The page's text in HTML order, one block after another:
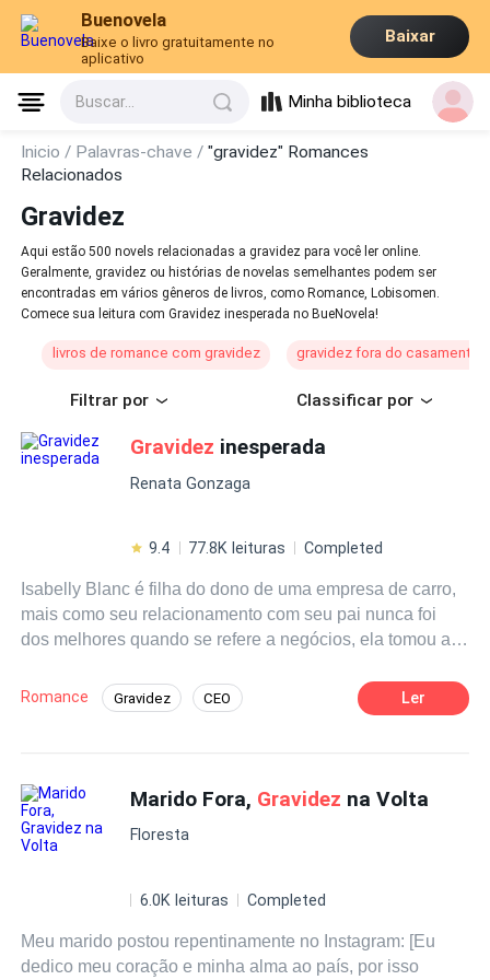
Buenovela
Baixe o livro gratuitamente no
aplicativo
Baixar
Buscar... Minha biblioteca
Inicio / Palavras-chave /"gravidez" Romances
Relacionados
Gravidez
Aqui estão 500 novels relacionadas a gravidez para você ler online.
Geralmente, gravidez ou histórias de novelas semelhantes podem ser
encontradas em vários gêneros de livros, como Romance, Lobisomen.
Comece sua leitura com Gravidez inesperada no BueNovela!
livros de romance com gravidez gravidez fora do casamento
Filtrar por Classificar por
Gravidez inesperada
Renata Gonzaga
9.4 77.8K leituras Completed
Isabelly Blanc é filha do dono de uma empresa de carro,
mais como seu relacionamento com seu pai nunca foi
dos melhores quando se refere a negócios, ela tomou a
dos solteiros mais lindo e cobiçados de Londres, a quase
três anos que ele tem uma paixão por a senhorita Blanc,
um homem de poucas palavras, mais nenhum pouco
arrogante como muitos CEO. mais as coisas são
diferentes do que esperamos, Isabelly finalmente fica
algo esta errado com a mesma, quando ela passa mal em
Romance Gravidez CEO
Enredo Acelerado
Ler
Marido Fora, Gravidez na Volta
Floresta
6.0K leituras Completed
Meu marido postou repentinamente no Instagram: [Eu
dedico meu coração e minha alma ao país, por isso